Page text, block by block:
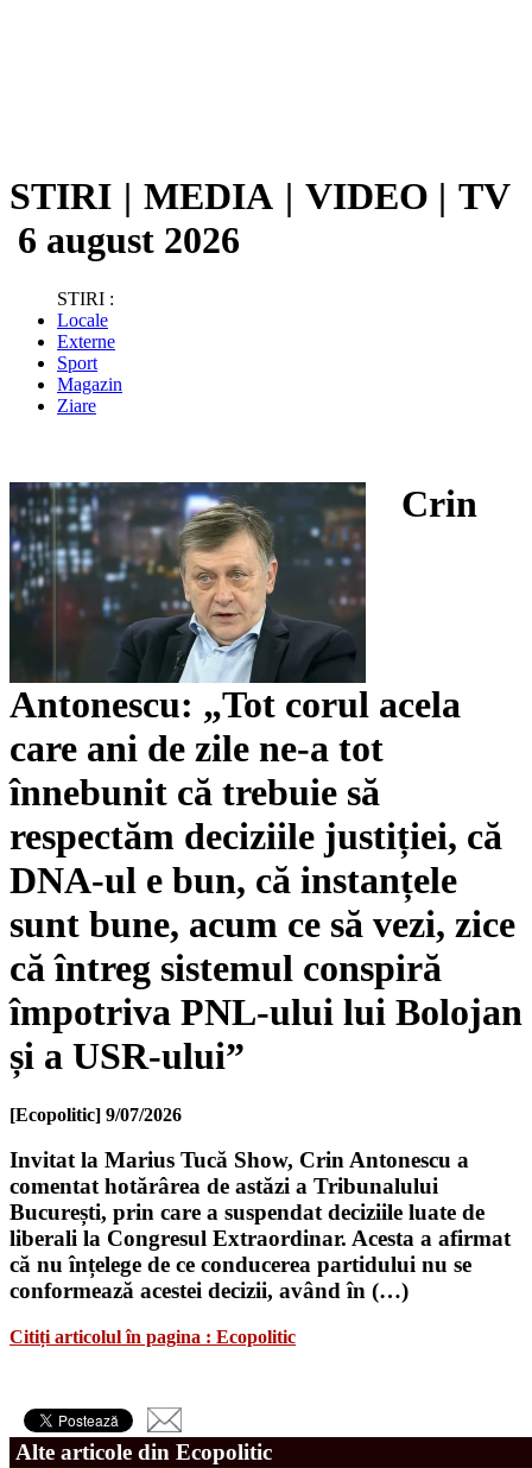
STIRI | MEDIA | VIDEO | TV
6 august 2026
STIRI :
Locale
Externe
Sport
Magazin
Ziare
Crin
Antonescu: „Tot corul acela
care ani de zile ne-a tot
înnebunit că trebuie să
respectăm deciziile justiției, că
DNA-ul e bun, că instanțele
sunt bune, acum ce să vezi, zice
că întreg sistemul conspiră
împotriva PNL-ului lui Bolojan
și a USR-ului”
[Ecopolitic] 9/07/2026
Invitat la Marius Tucă Show, Crin Antonescu a
comentat hotărârea de astăzi a Tribunalului
București, prin care a suspendat deciziile luate de
liberali la Congresul Extraordinar. Acesta a afirmat
că nu înțelege de ce conducerea partidului nu se
conformează acestei decizii, având în (…)
Citiți articolul în pagina : Ecopolitic
Alte articole din Ecopolitic